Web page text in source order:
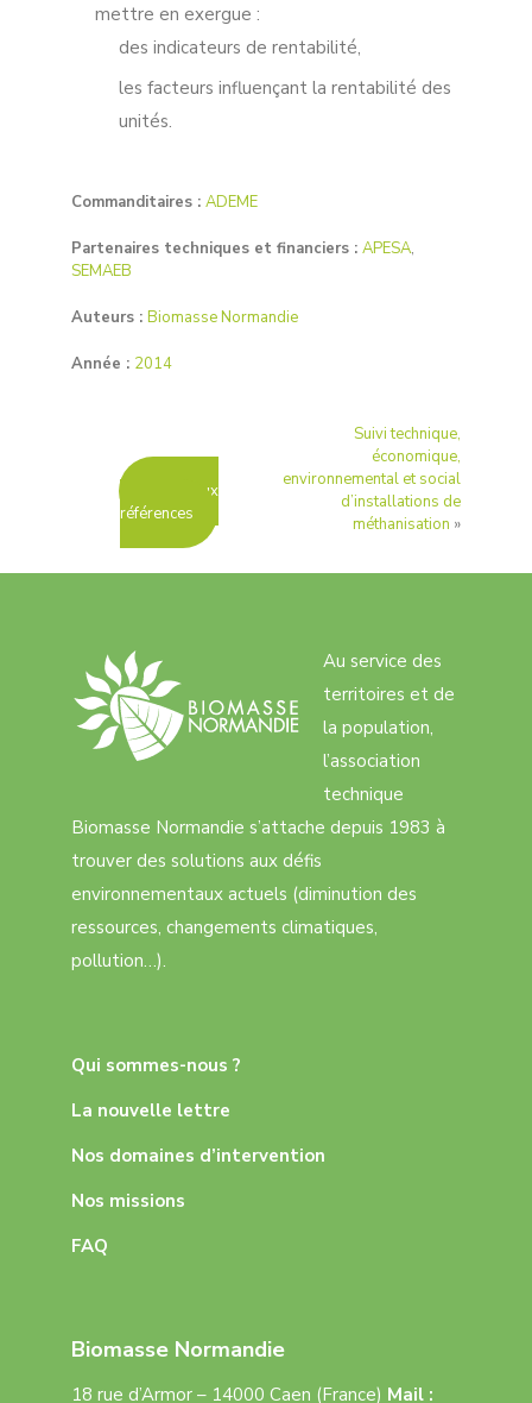
mettre en exergue :
des indicateurs de rentabilité,
les facteurs influençant la rentabilité des
unités.
Commanditaires : ADEME
Partenaires techniques et financiers : APESA,
SEMAEB
Auteurs : Biomasse Normandie
Année : 2014
Suivi technique,
économique,
environnemental et social
d’installations de
méthanisation »
Retour aux
références
Au service des
territoires et de
la population,
l’association
technique
Biomasse Normandie s’attache depuis 1983 à
trouver des solutions aux défis
environnementaux actuels (diminution des
ressources, changements climatiques,
pollution…).
Qui sommes-nous ?
La nouvelle lettre
Nos domaines d’intervention
Nos missions
FAQ
Biomasse Normandie
18 rue d’Armor – 14000 Caen (France) Mail :